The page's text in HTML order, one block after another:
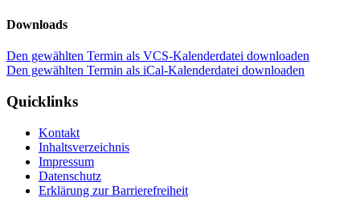
Downloads
Den gewählten Termin als VCS-Kalenderdatei downloaden
Den gewählten Termin als iCal-Kalenderdatei downloaden
Quicklinks
Kontakt
Inhaltsverzeichnis
Impressum
Datenschutz
Erklärung zur Barrierefreiheit